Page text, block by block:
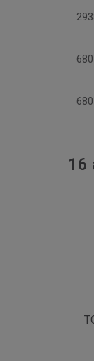
16